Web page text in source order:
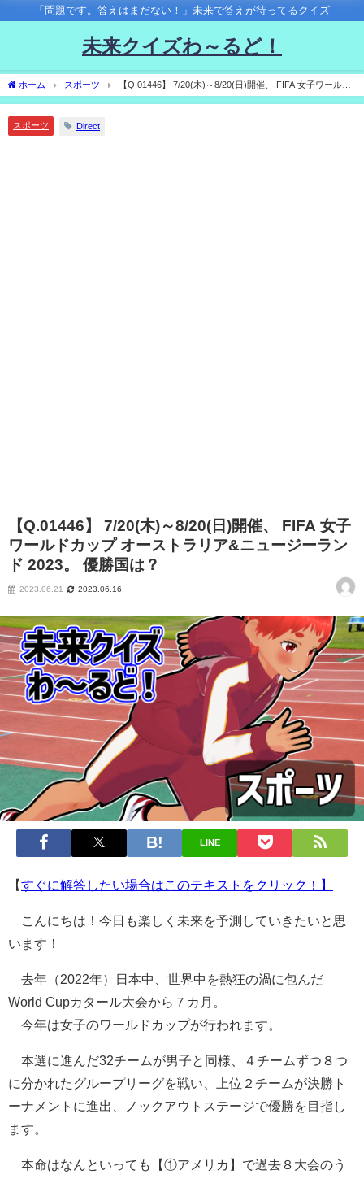
「問題です。答えはまだない！」未来で答えが待ってるクイズ
未来クイズわ～るど！
ホーム スポーツ
【Q.01446】 7/20(木)～8/20(日)開催、 FIFA 女子ワールド
カップ オーストラリア&ニュージーランド 2023。 優勝国は？
スポーツ Direct
【Q.01446】 7/20(木)～8/20(日)開催、 FIFA 女子
ワールドカップ オーストラリア&ニュージーラン
ド 2023。 優勝国は？
2023.06.21 2023.06.16
LINE
【すぐに解答したい場合はこのテキストをクリック！】
こんにちは！今日も楽しく未来を予測していきたいと思
います！
去年（2022年）日本中、世界中を熱狂の渦に包んだ
World Cupカタール大会から７カ月。
今年は女子のワールドカップが行われます。
本選に進んだ32チームが男子と同様、４チームずつ８つ
に分かれたグループリーグを戦い、上位２チームが決勝ト
ーナメントに進出、ノックアウトステージで優勝を目指し
ます。
本命はなんといっても【①アメリカ】で過去８大会のう